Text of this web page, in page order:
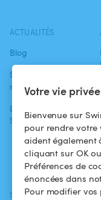
Votre vie privée
Bienvenue sur
pour rendre votre
aident également
cliquant sur OK
Préférences de
énoncées dans
Pour modifier
ACTUALITÉS
Blog
Swimmy dans les
médias
L'aventure
Swimmy
SUIVEZ-NOUS